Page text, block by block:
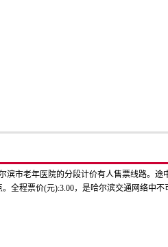
滨市老年医院的分段计价有人售票线路。途
全程票价(元):3.00，是哈尔滨交通网络中不